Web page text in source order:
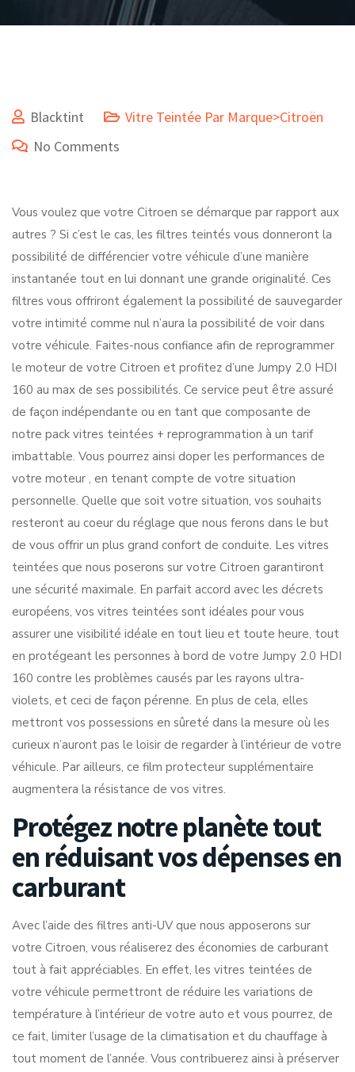
Blacktint
Vitre Teintée Par Marque>Citroën
No Comments
Vous voulez que votre Citroen se démarque par rapport aux
autres ? Si c’est le cas, les filtres teintés vous donneront la
possibilité de différencier votre véhicule d’une manière
instantanée tout en lui donnant une grande originalité. Ces
filtres vous offriront également la possibilité de sauvegarder
votre intimité comme nul n’aura la possibilité de voir dans
votre véhicule. Faites-nous confiance afin de reprogrammer
le moteur de votre Citroen et profitez d’une Jumpy 2.0 HDI
160 au max de ses possibilités. Ce service peut être assuré
de façon indépendante ou en tant que composante de
notre pack vitres teintées + reprogrammation à un tarif
imbattable. Vous pourrez ainsi doper les performances de
votre moteur , en tenant compte de votre situation
personnelle. Quelle que soit votre situation, vos souhaits
resteront au coeur du réglage que nous ferons dans le but
de vous offrir un plus grand confort de conduite. Les vitres
teintées que nous poserons sur votre Citroen garantiront
une sécurité maximale. En parfait accord avec les décrets
européens, vos vitres teintées sont idéales pour vous
assurer une visibilité idéale en tout lieu et toute heure, tout
en protégeant les personnes à bord de votre Jumpy 2.0 HDI
160 contre les problèmes causés par les rayons ultra-
violets, et ceci de façon pérenne. En plus de cela, elles
mettront vos possessions en sûreté dans la mesure où les
curieux n’auront pas le loisir de regarder à l’intérieur de votre
véhicule. Par ailleurs, ce film protecteur supplémentaire
augmentera la résistance de vos vitres.
Protégez notre planète tout
en réduisant vos dépenses en
carburant
Avec l’aide des filtres anti-UV que nous apposerons sur
votre Citroen, vous réaliserez des économies de carburant
tout à fait appréciables. En effet, les vitres teintées de
votre véhicule permettront de réduire les variations de
température à l’intérieur de votre auto et vous pourrez, de
ce fait, limiter l’usage de la climatisation et du chauffage à
tout moment de l’année. Vous contribuerez ainsi à préserver